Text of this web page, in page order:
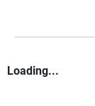
Loading...